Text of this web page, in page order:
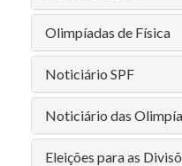
Olimpíadas de Física
Noticiário SPF
Noticiário das
Eleições para as